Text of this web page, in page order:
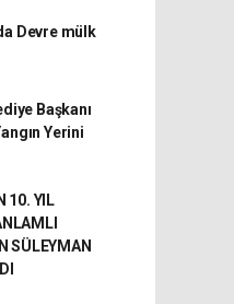
Devre mülk
Başkanı
Yerini
10. YIL
SÜLEYMAN